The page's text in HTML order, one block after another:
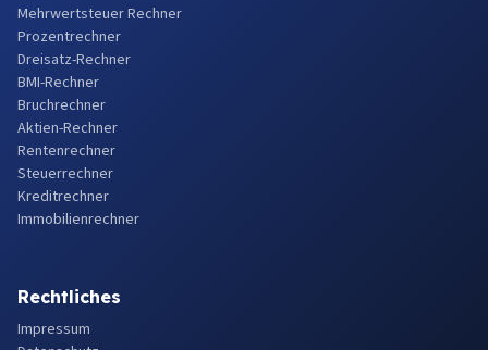
Mehrwertsteuer Rechner
Prozentrechner
Dreisatz-Rechner
BMI-Rechner
Bruchrechner
Aktien-Rechner
Rentenrechner
Steuerrechner
Kreditrechner
Immobilienrechner
Rechtliches
Impressum